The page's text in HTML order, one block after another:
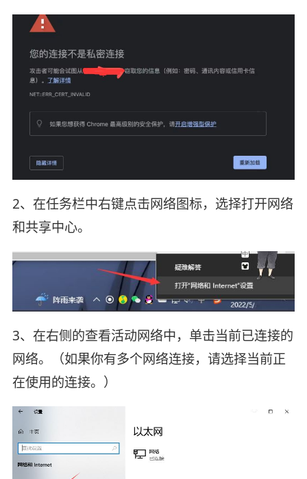
2、在任务栏中右键点击网络图标，选择打开网络
和共享中心。
3、在右侧的查看活动网络中，单击当前已连接的
网络。（如果你有多个网络连接，请选择当前正
在使用的连接。）